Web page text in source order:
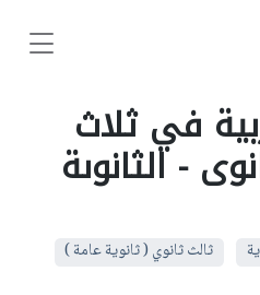
في ثلاث
- الثانوىة
ثالث ثانوي ( ثانوية عامة )